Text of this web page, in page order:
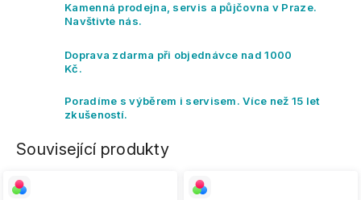
Kamenná prodejna, servis a půjčovna v Praze.
Navštivte nás.
Doprava zdarma při objednávce nad 1000
Kč.
Poradíme s výběrem i servisem. Více než 15 let
zkušeností.
Související produkty